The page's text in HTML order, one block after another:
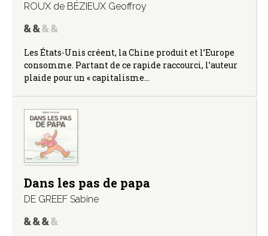
ROUX de BÉZIEUX Geoffroy
Les États-Unis créent, la Chine produit et l’Europe
consomme. Partant de ce rapide raccourci, l’auteur
plaide pour un « capitalisme…
Dans les pas de papa
DE GREEF Sabine